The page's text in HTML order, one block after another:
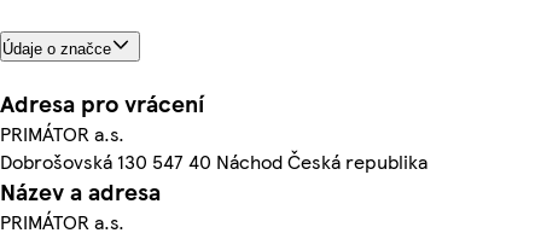
Údaje o značce
Adresa pro vrácení
PRIMÁTOR a.s.
Dobrošovská 130 547 40 Náchod Česká republika
Název a adresa
PRIMÁTOR a.s.